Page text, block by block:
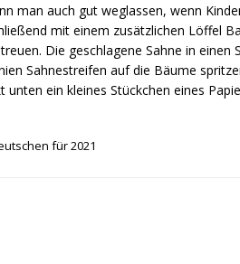
man auch gut weglassen, wenn
mit einem zusätzlichen Löffel
Die geschlagene Sahne in einen
Sahnestreifen auf die Bäume
unten ein kleines Stückchen eines
für 2021